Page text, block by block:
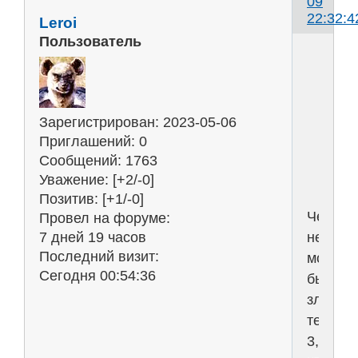
Leroi
Пользователь
Зарегистрирован: 2023-05-06
Приглашений: 0
Сообщений: 1763
Уважение: [+2/-0]
Позитив: [+1/-0]
Провел на форуме:
7 дней 19 часов
Последний визит:
Сегодня 00:54:36
не
может
быть
злом.
те